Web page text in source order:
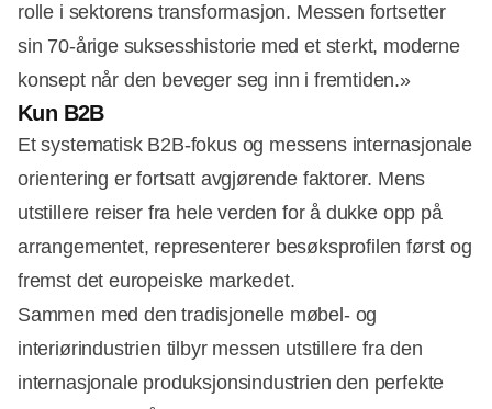
rolle i sektorens transformasjon. Messen fortsetter
sin 70-årige suksesshistorie med et sterkt, moderne
konsept når den beveger seg inn i fremtiden.»
Kun B2B
Et systematisk B2B-fokus og messens internasjonale
orientering er fortsatt avgjørende faktorer. Mens
utstillere reiser fra hele verden for å dukke opp på
arrangementet, representerer besøksprofilen først og
fremst det europeiske markedet.
Sammen med den tradisjonelle møbel- og
interiørindustrien tilbyr messen utstillere fra den
internasjonale produksjonsindustrien den perfekte